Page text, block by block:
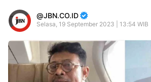
JBN.CO.ID
Selasa, 19 September 2023 | 13:54 WIB